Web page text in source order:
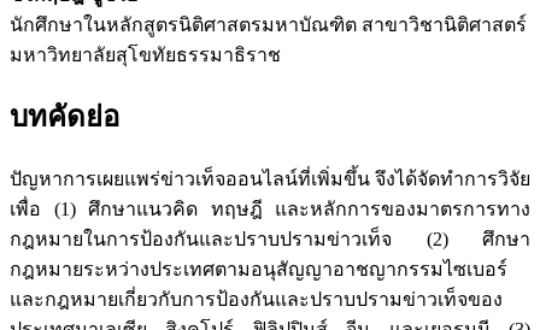
นักศึกษาในหลักสูตรนิติศาสตรมหาบัณฑิต สาขาวิชานิติศาสตร์
มหาวิทยาลัยสุโขทัยธรรมาธิราช
บทคัดย่อ
ปัญหาการเผยแพร่ข่าวเท็จออนไลน์ที่เพิ่มขึ้น จึงได้จัดทำการวิจัย
เพื่อ (1) ศึกษาแนวคิด ทฤษฎี และหลักการของมาตรการทาง
กฎหมายในการป้องกันและปราบปรามข่าวเท็จ (2) ศึกษา
กฎหมายระหว่างประเทศตามอนุสัญญาอาชญากรรมไซเบอร์
และกฎหมายเกี่ยวกับการป้องกันและปราบปรามข่าวเท็จของ